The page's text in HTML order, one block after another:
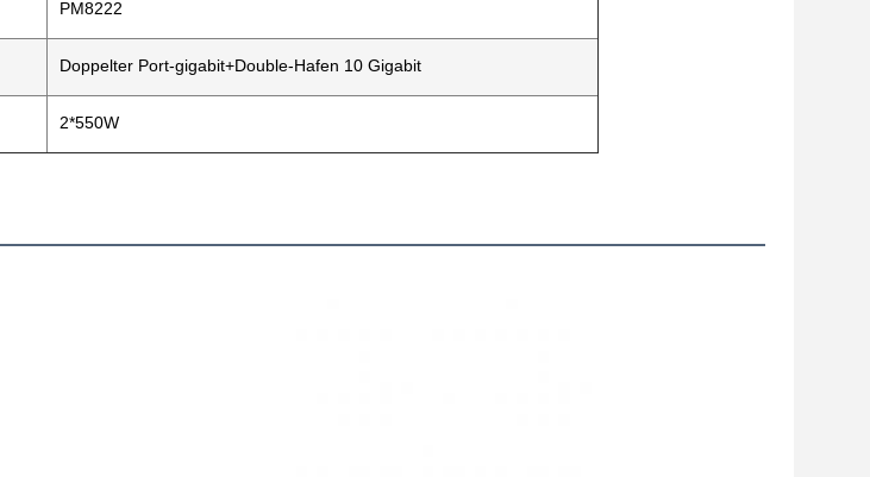
PM8222
Doppelter Port-gigabit+Double-Hafen 10 Gigabit
2*550W